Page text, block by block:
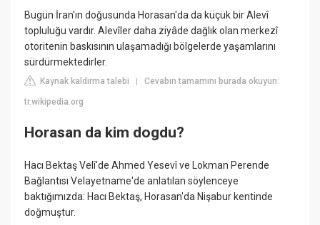
Bugün İran'ın doğusunda Horasan'da da küçük bir Alevî
topluluğu vardır. Alevîler daha ziyâde dağlık olan merkezî
otoritenin baskısının ulaşamadığı bölgelerde yaşamlarını
sürdürmektedirler.
Kaynak kaldırma talebi |Cevabın tamamını burada okuyun:
tr.wikipedia.org
Horasan da kim dogdu?
Hacı Bektaş Velî'de Ahmed Yesevî ve Lokman Perende
Bağlantısı Velayetname'de anlatılan söylenceye
baktığımızda: Hacı Bektaş, Horasan'da Nişabur kentinde
doğmuştur.